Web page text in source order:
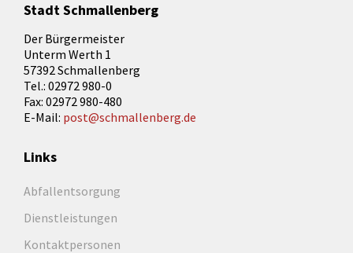
Stadt Schmallenberg
Der Bürgermeister
Unterm Werth 1
57392 Schmallenberg
Tel.: 02972 980-0
Fax: 02972 980-480
E-Mail: post@schmallenberg.de
Links
Abfallentsorgung
Dienstleistungen
Kontaktpersonen